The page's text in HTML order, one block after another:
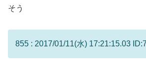
そう
855 : 2017/01/11(水) 17:21:15.03